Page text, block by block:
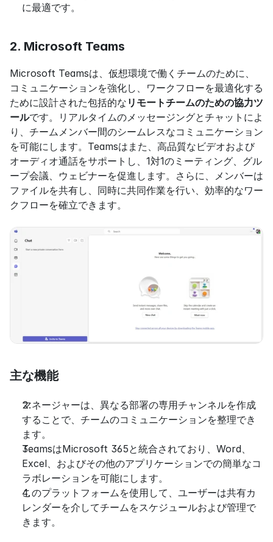
に最適です。
2. Microsoft Teams
Microsoft Teamsは、仮想環境で働くチームのために、
コミュニケーションを強化し、ワークフローを最適化する
ために設計された包括的な リモートチームのための協力ツ
ールです。リアルタイムのメッセージングとチャットによ
り、チームメンバー間のシームレスなコミュニケーション
を可能にします。Teamsはまた、高品質なビデオおよび
オーディオ通話をサポートし、1対1のミーティング、グル
ープ会議、ウェビナーを促進します。さらに、メンバーは
ファイルを共有し、同時に共同作業を行い、効率的なワー
クフローを確立できます。
主な機能
マネージャーは、異なる部署の専用チャンネルを作成
することで、チームのコミュニケーションを整理でき
ます。
TeamsはMicrosoft 365と統合されており、Word、
Excel、およびその他のアプリケーションでの簡単なコ
ラボレーションを可能にします。
このプラットフォームを使用して、ユーザーは共有カ
レンダーを介してチームをスケジュールおよび管理で
きます。